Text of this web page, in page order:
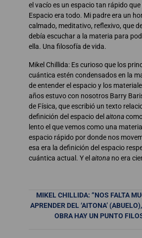
el vacío es un espacio tan rápido que
Espacio era todo. Mi padre era un
calmado, meditativo, reflexivo, que
debía escuchar a la materia para
ella. Una filosofía de vida.
Mikel Chillida: Es curioso que los
cuántica estén condensados en la
de entender el espacio y los
años estuvo con nosotros Barry
de Física, que escribió un texto
definición del espacio del aitona
lento el que vemos como una
espacio rápido por donde nos
esa era la definición del espacio
cuántica actual. Y el aitona no era
MIKEL CHILLIDA: “NOS FALTA
APRENDER DEL ‘AITONA’
OBRA HAY UN PUNTO